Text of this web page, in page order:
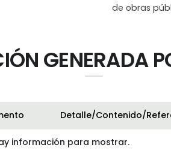
de obras
GENERADA
Detalle/Contenido/
información para mostrar.